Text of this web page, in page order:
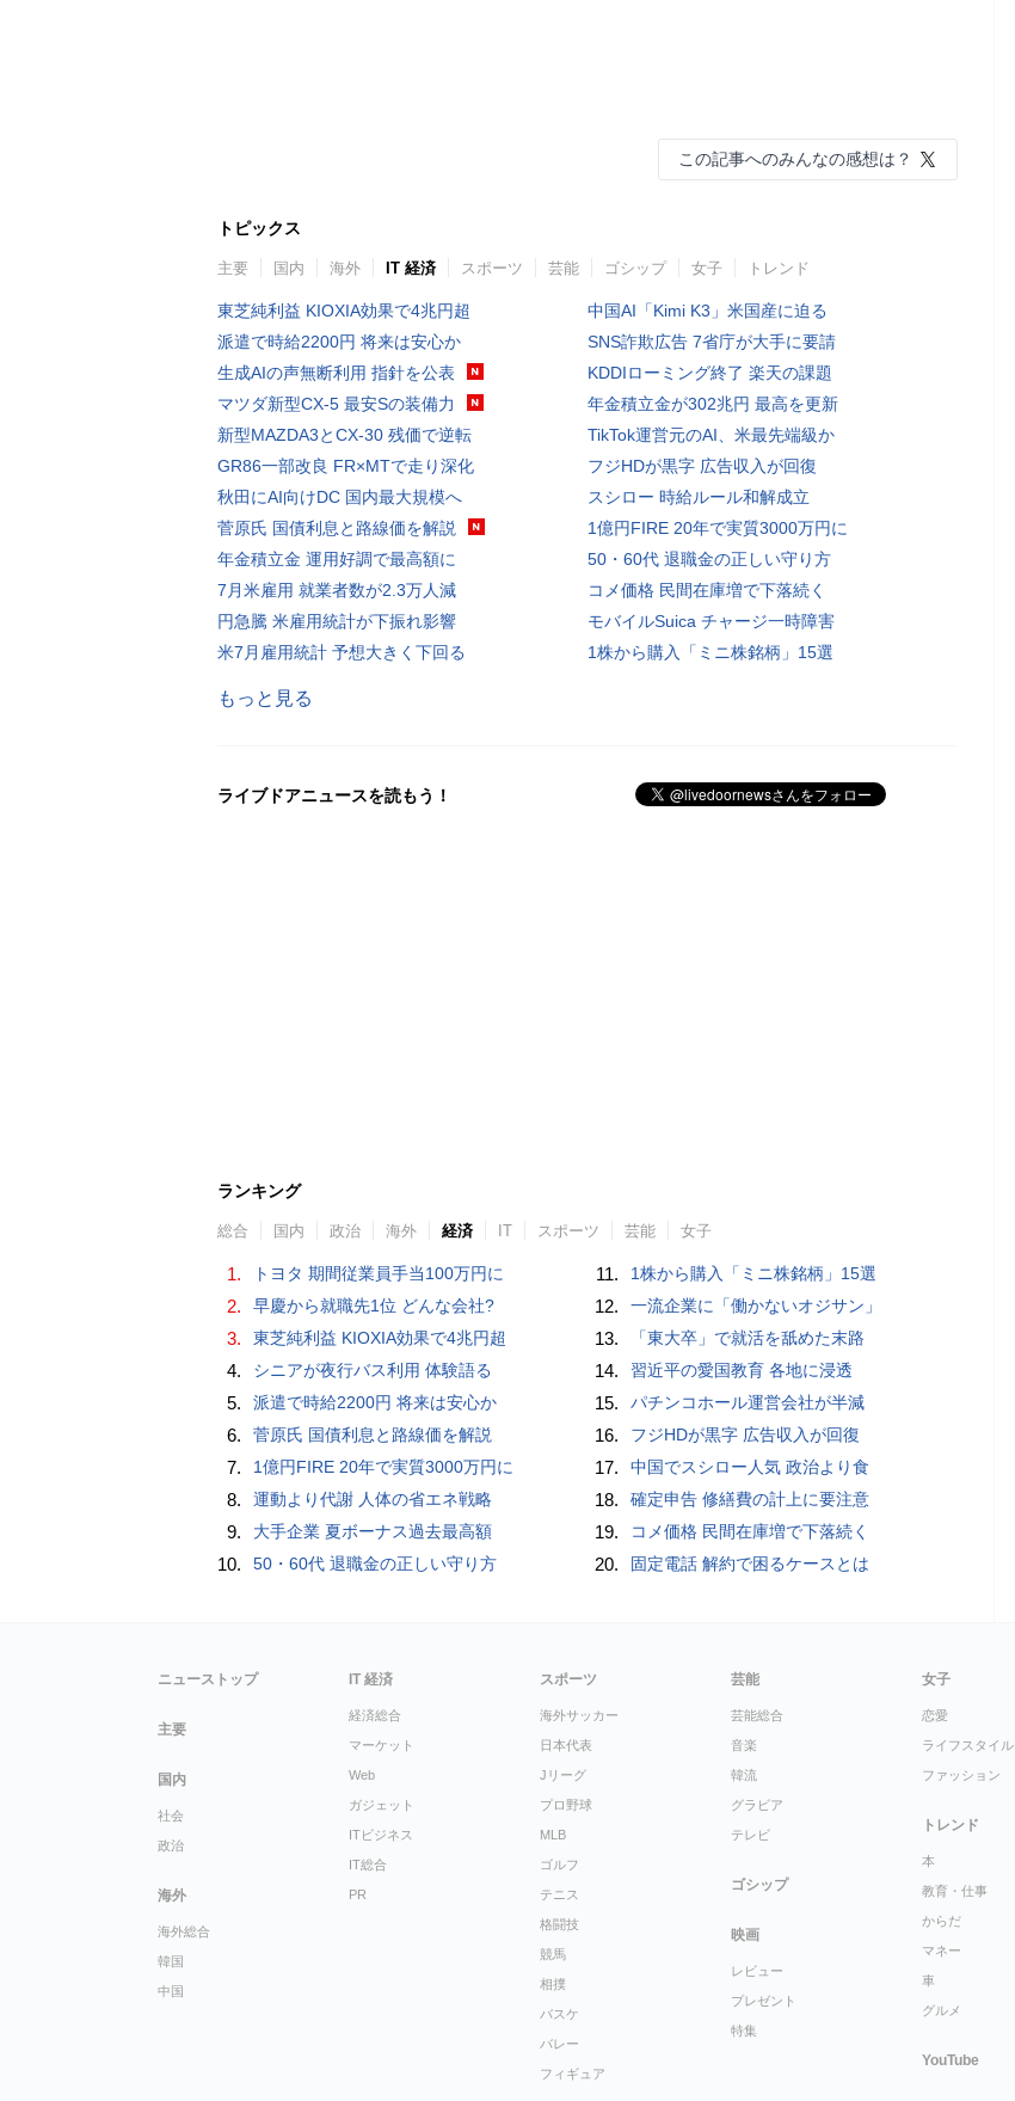
この記事へのみんなの感想は？
トピックス
主要 国内 海外 IT 経済 スポーツ 芸能 ゴシップ 女子 トレンド
東芝純利益 KIOXIA効果で4兆円超
派遣で時給2200円 将来は安心か
生成AIの声無断利用 指針を公表
マツダ新型CX-5 最安Sの装備力
新型MAZDA3とCX-30 残価で逆転
GR86一部改良 FR×MTで走り深化
秋田にAI向けDC 国内最大規模へ
菅原氏 国債利息と路線価を解説
年金積立金 運用好調で最高額に
7月米雇用 就業者数が2.3万人減
円急騰 米雇用統計が下振れ影響
米7月雇用統計 予想大きく下回る
中国AI「Kimi K3」米国産に迫る
SNS詐欺広告 7省庁が大手に要請
KDDIローミング終了 楽天の課題
年金積立金が302兆円 最高を更新
TikTok運営元のAI、米最先端級か
フジHDが黒字 広告収入が回復
スシロー 時給ルール和解成立
1億円FIRE 20年で実質3000万円に
50・60代 退職金の正しい守り方
コメ価格 民間在庫増で下落続く
モバイルSuica チャージ一時障害
1株から購入「ミニ株銘柄」15選
もっと見る
ライブドアニュースを読もう！
ランキング
総合 国内 政治 海外 経済 IT スポーツ 芸能 女子
1. トヨタ 期間従業員手当100万円に
2. 早慶から就職先1位 どんな会社?
3. 東芝純利益 KIOXIA効果で4兆円超
4. シニアが夜行バス利用 体験語る
5. 派遣で時給2200円 将来は安心か
6. 菅原氏 国債利息と路線価を解説
7. 1億円FIRE 20年で実質3000万円に
8. 運動より代謝 人体の省エネ戦略
9. 大手企業 夏ボーナス過去最高額
10. 50・60代 退職金の正しい守り方
11. 1株から購入「ミニ株銘柄」15選
12. 一流企業に「働かないオジサン」
13. 「東大卒」で就活を舐めた末路
14. 習近平の愛国教育 各地に浸透
15. パチンコホール運営会社が半減
16. フジHDが黒字 広告収入が回復
17. 中国でスシロー人気 政治より食
18. 確定申告 修繕費の計上に要注意
19. コメ価格 民間在庫増で下落続く
20. 固定電話 解約で困るケースとは
ニューストップ
主要
国内
社会
政治
海外
海外総合
韓国
中国
IT 経済
経済総合
マーケット
Web
ガジェット
ITビジネス
IT総合
PR
スポーツ
海外サッカー
日本代表
Jリーグ
プロ野球
MLB
ゴルフ
テニス
格闘技
競馬
相撲
バスケ
バレー
フィギュア
芸能
芸能総合
音楽
韓流
グラビア
テレビ
ゴシップ
映画
レビュー
プレゼント
特集
女子
恋愛
ライフスタイル
ファッション
トレンド
本
教育・仕事
からだ
マネー
車
グルメ
YouTube